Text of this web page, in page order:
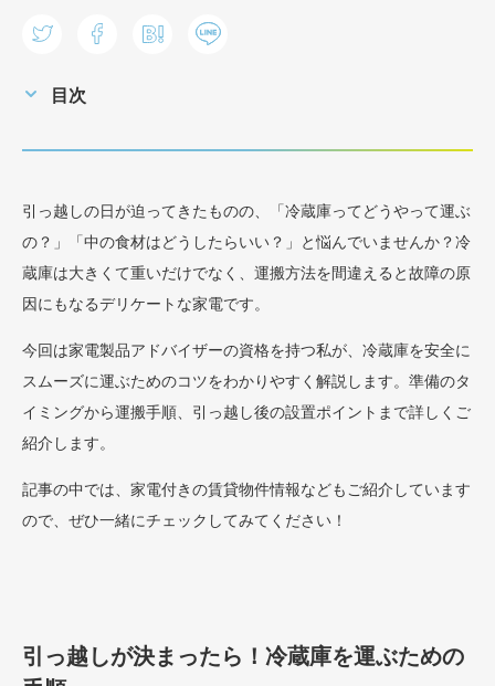
目次
引っ越しの日が迫ってきたものの、「冷蔵庫ってどうやって運ぶ
の？」「中の食材はどうしたらいい？」と悩んでいませんか？冷
蔵庫は大きくて重いだけでなく、運搬方法を間違えると故障の原
因にもなるデリケートな家電です。
今回は家電製品アドバイザーの資格を持つ私が、冷蔵庫を安全に
スムーズに運ぶためのコツをわかりやすく解説します。準備のタ
イミングから運搬手順、引っ越し後の設置ポイントまで詳しくご
紹介します。
記事の中では、家電付きの賃貸物件情報などもご紹介しています
ので、ぜひ一緒にチェックしてみてください！
引っ越しが決まったら！冷蔵庫を運ぶための